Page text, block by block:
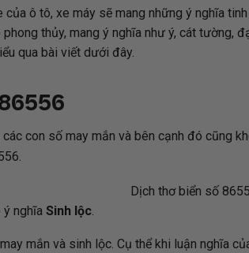
ô tô, xe máy sẽ mang những ý nghĩa
thủy, mang ý nghĩa như ý, cát tường,
qua bài viết dưới đây.
con số may mắn và bên cạnh đó cũng
nghĩa Sinh lộc.
mắn và sinh lộc. Cụ thể khi luận nghĩa